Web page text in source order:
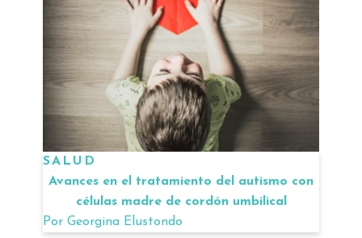
SALUD
Avances en el tratamiento del autismo con
células madre de cordón umbilical
Por Georgina Elustondo